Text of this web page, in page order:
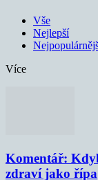
Vše
Nejlepší
Více
Komentář:
zdraví jako řípa